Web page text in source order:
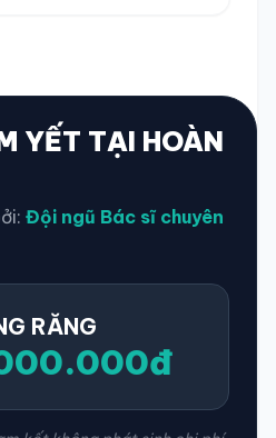
YẾT TẠI HOÀN
Đội ngũ Bác sĩ chuyên
RĂNG